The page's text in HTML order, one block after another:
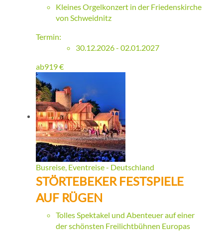
Kleines Orgelkonzert in der Friedenskirche
von Schweidnitz
Termin:
30.12.2026 - 02.01.2027
ab919€
Busreise, Eventreise - Deutschland
STÖRTEBEKER FESTSPIELE
AUF RÜGEN
Tolles Spektakel und Abenteuer auf einer
der schönsten Freilichtbühnen Europas